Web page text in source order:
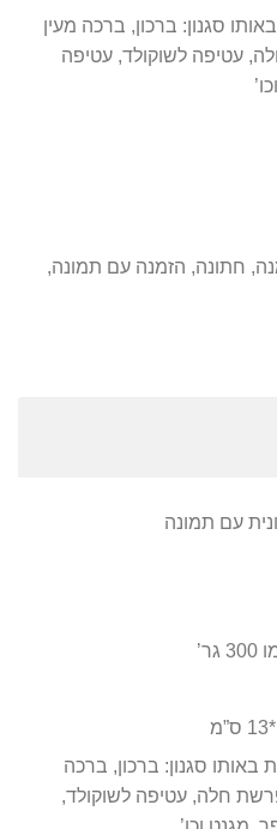
סגנון: ברכון, ברכה מעין
עטיפה לשוקולד, עטיפה
, חתונה, הזמנה עם תמונה,
עם תמונה
סגנון: ברכון, ברכה
חלה, עטיפה לשוקולד,